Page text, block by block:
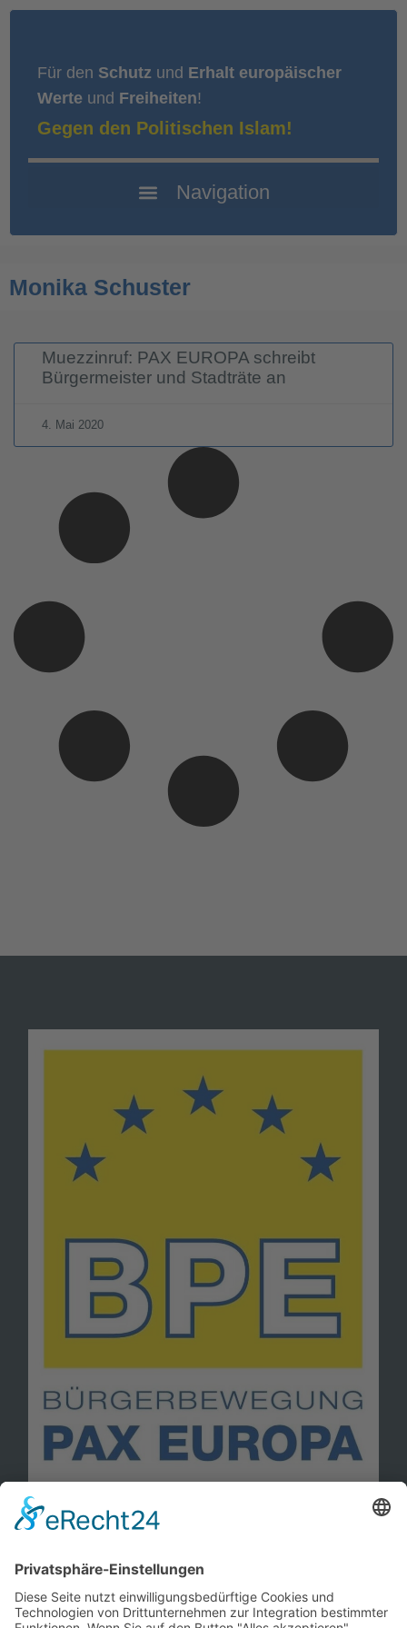
Für den Schutz und Erhalt europäischer
Werte und Freiheiten!
Gegen den Politischen Islam!
Monika Schuster
Muezzinruf: PAX EUROPA schreibt
Bürgermeister und Stadträte an
4. Mai 2020
Kontakt
Mitglied werden!